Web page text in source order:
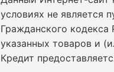
условиях не является
Гражданского
указанных товаров и
Кредит